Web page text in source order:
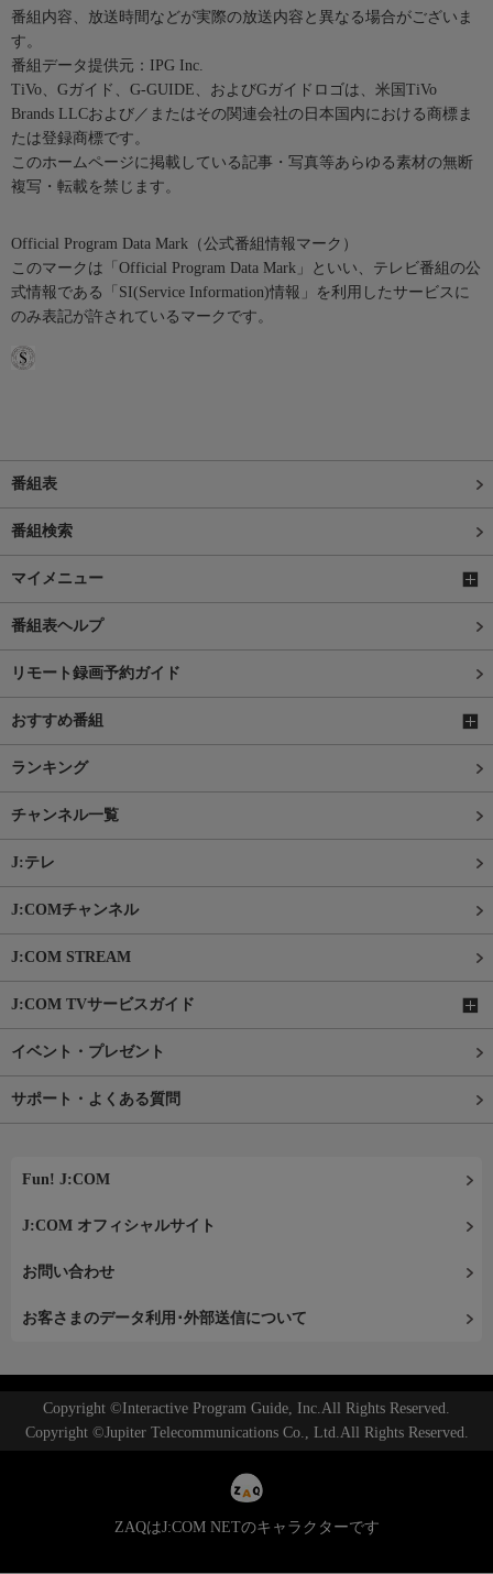
番組内容、放送時間などが実際の放送内容と異なる場合がございま
す。
番組データ提供元：IPG Inc.
TiVo、Gガイド、G-GUIDE、およびGガイドロゴは、米国TiVo
Brands LLCおよび／またはその関連会社の日本国内における商標ま
たは登録商標です。
このホームページに掲載している記事・写真等あらゆる素材の無断
複写・転載を禁じます。
Official Program Data Mark（公式番組情報マーク）
このマークは「Official Program Data Mark」といい、テレビ番組の公
式情報である「SI(Service Information)情報」を利用したサービスに
のみ表記が許されているマークです。
番組表
番組検索
マイメニュー
番組表ヘルプ
リモート録画予約ガイド
おすすめ番組
ランキング
チャンネル一覧
J:テレ
J:COMチャンネル
J:COM STREAM
J:COM TVサービスガイド
イベント・プレゼント
サポート・よくある質問
Fun! J:COM
J:COM オフィシャルサイト
お問い合わせ
お客さまのデータ利用･外部送信について
Copyright ©Interactive Program Guide, Inc.All Rights Reserved.
Copyright ©Jupiter Telecommunications Co., Ltd.All Rights Reserved.
ZAQはJ:COM NETのキャラクターです